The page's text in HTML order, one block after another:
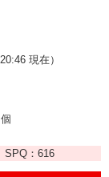
現在）
個
SPQ： 616